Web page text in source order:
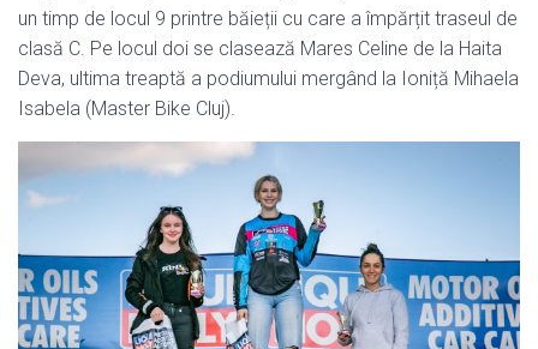
un timp de locul 9 printre băieții cu care a împărțit traseul de
clasă C. Pe locul doi se clasează Mares Celine de la Haita
Deva, ultima treaptă a podiumului mergând la Ioniță Mihaela
Isabela (Master Bike Cluj).